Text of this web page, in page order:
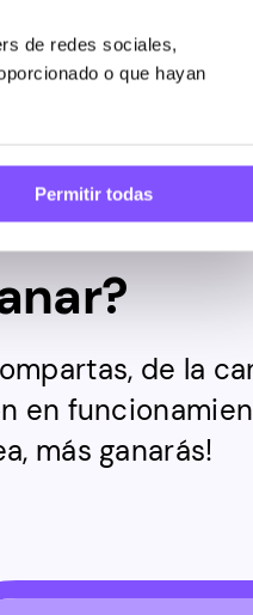
de redes sociales,
o que hayan
Permitir todas
de la
en
más ganarás!